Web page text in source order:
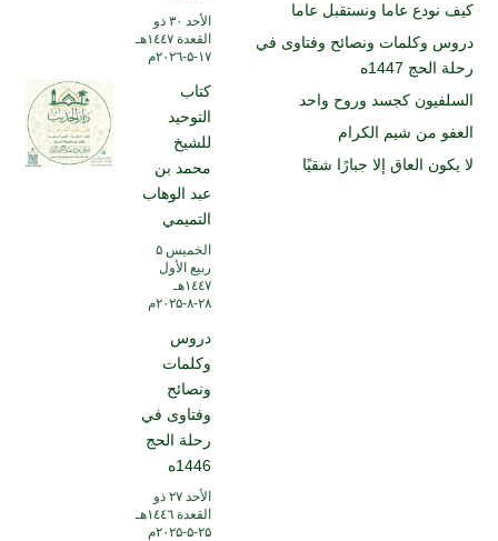
كيف نودع عاما ونستقبل عاما
دروس وكلمات ونصائح وفتاوى في
رحلة الحج 1447ه
السلفيون كجسد وروح واحد
العفو من شيم الكرام
لا يكون العاق إلا جبارًا شقيًا
الأحد ۳۰ ذو
القعدة ۱٤٤۷هـ
۱۷-۵-۲۰۲٦م
كتاب
التوحيد
للشيخ
محمد بن
عبد الوهاب
التميمي
الخميس ۵
ربيع الأول
۱٤٤۷هـ
۲۸-۸-۲۰۲۵م
دروس
وكلمات
ونصائح
وفتاوى في
رحلة الحج
1446ه
الأحد ۲۷ ذو
القعدة ۱٤٤٦هـ
۲۵-۵-۲۰۲۵م